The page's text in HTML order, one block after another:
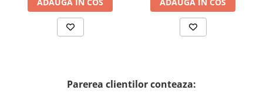
Parerea clientilor conteaza: